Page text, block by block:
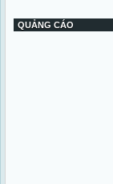
QUẢNG CÁO